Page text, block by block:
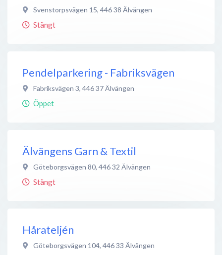
Svenstorpsvägen 15, 446 38 Älvängen
Stängt
Pendelparkering - Fabriksvägen
Fabriksvägen 3, 446 37Älvängen
Öppet
Älvängens Garn & Textil
Göteborgsvägen 80, 446 32 Älvängen
Stängt
Hårateljén
Göteborgsvägen 104, 446 33 Älvängen